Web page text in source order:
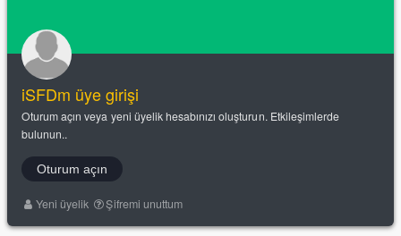
iSFDm üye girişi
Oturum açın veya yeni üyelik hesabınızı oluşturun. Etkileşimlerde
bulunun..
Oturum açın
Yeni üyelik Şifremi unuttum